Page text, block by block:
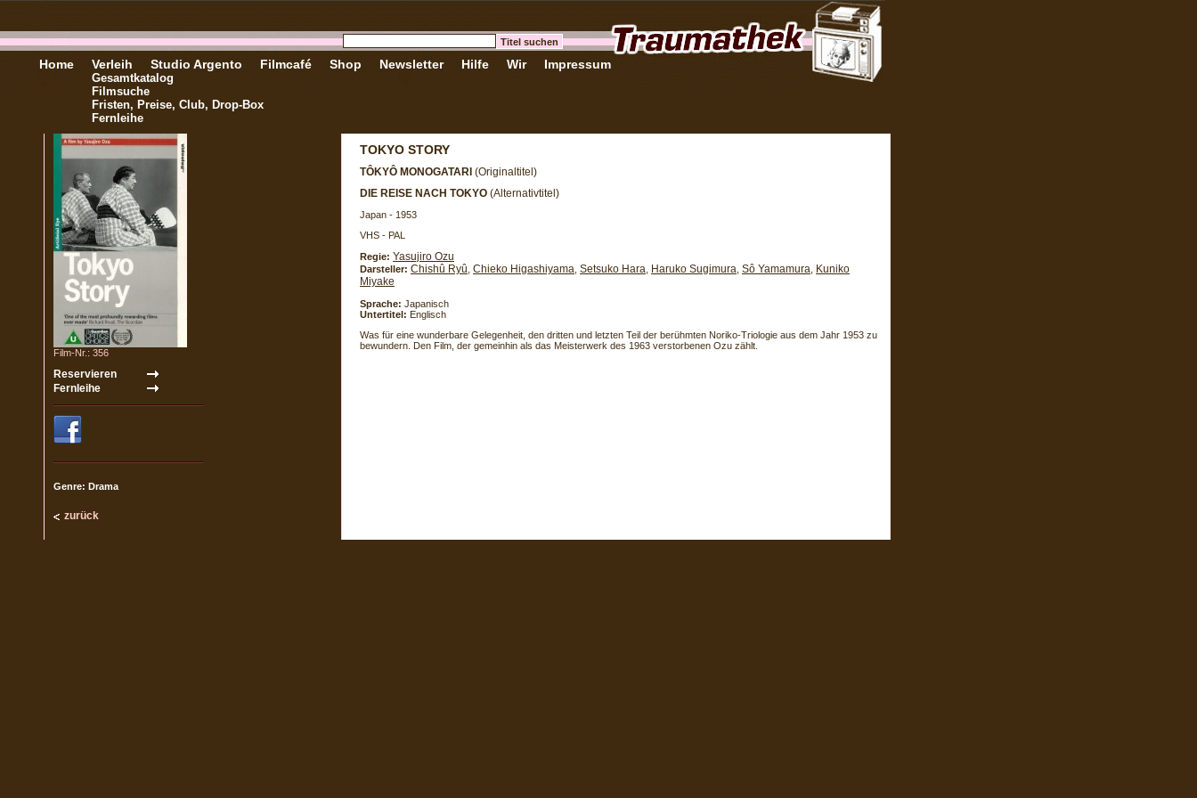
Home Verleih
Gesamtkatalog
Filmsuche
Fristen, Preise, Club, Drop-Box
Fernleihe
Studio Argento Filmcafé Shop Newsletter Hilfe Wir Impressum
Film-Nr.: 356
Genre: Drama
zurück
TOKYO STORY
TÔKYÔ MONOGATARI (Originaltitel)
DIE REISE NACH TOKYO (Alternativtitel)
Japan - 1953
VHS - PAL
Regie: Yasujiro Ozu
Darsteller: Chishû Ryû Chieko Higashiyama Setsuko Hara Haruko Sugimura Sô Yamamura Kuniko
Miyake
Sprache: Japanisch
Untertitel: Englisch
Was für eine wunderbare Gelegenheit, den dritten und letzten Teil der berühmten Noriko-Triologie aus dem Jahr 1953 zu
bewundern. Den Film, der gemeinhin als das Meisterwerk des 1963 verstorbenen Ozu zählt.